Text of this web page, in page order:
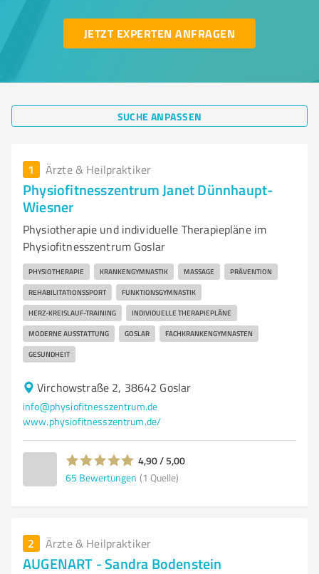
JETZT EXPERTEN ANFRAGEN
SUCHE ANPASSEN
1 Ärzte & Heilpraktiker
Physiofitnesszentrum Janet Dünnhaupt-
Wiesner
Physiotherapie und individuelle Therapiepläne im
Physiofitnesszentrum Goslar
PHYSIOTHERAPIE KRANKENGYMNASTIK MASSAGE PRÄVENTION
REHABILITATIONSSPORT FUNKTIONSGYMNASTIK
HERZ-KREISLAUF-TRAINING INDIVIDUELLE THERAPIEPLÄNE
MODERNE AUSSTATTUNG GOSLAR FACHKRANKENGYMNASTEN
GESUNDHEIT
Virchowstraße 2, 38642 Goslar
info@physiofitnesszentrum.de
www.physiofitnesszentrum.de/
4,90 / 5,00
65 Bewertungen (1 Quelle)
2 Ärzte & Heilpraktiker
AUGENART - Sandra Bodenstein